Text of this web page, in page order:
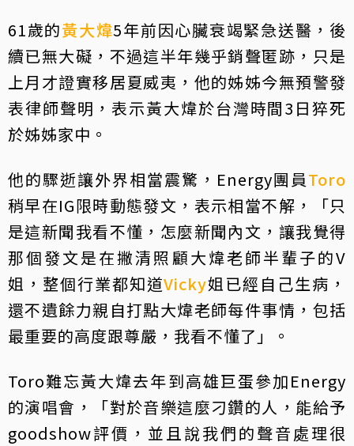
61歲的黃大煒5年前因心臟衰竭緊急送醫，後
續已無大礙，不過這半年幾乎銷聲匿跡，只是
上月才證實移居夏威夷，他的姊姊今無預警發
表律師聲明，表示黃大煒於台灣時間3日猝死
於姊姊家中。
他的驟逝讓外界相當震驚，Energy團員Toro
稍早在IG限時動態發文，表示相當不解，「只
是這新聞我看不懂，怎麼新聞內文，讓我覺得
那個發文是在撇清照顧大煒老師半輩子的V
姐，整個行業都知道Vicky姐已經自己生病，
還不遺餘力親自打點大煒老師每件事情，包括
最重要的高度跟尊嚴，我看不懂了」。
Toro難忘黃大煒去年到高雄巨蛋參加Energy
的演唱會，「對於音樂這麼刁鑽的人，能給予
goodshow評價，並且說我們的聲音處理很